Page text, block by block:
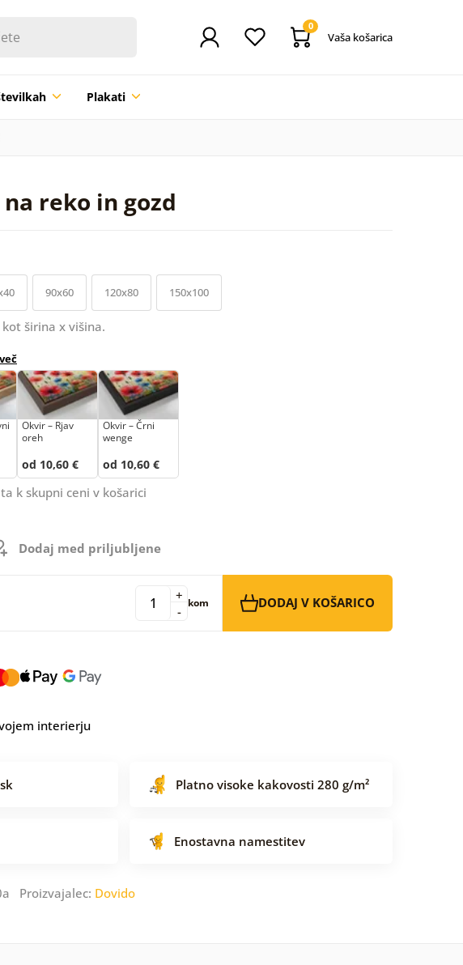
0
Vaša košarica
Plakati
reko in gozd
90x60 120x80 150x100
širina x višina.
Okvir – Rjav
oreh
od 10,60 €
Okvir – Črni
wenge
od 10,60 €
k skupni ceni v košarici
Dodaj med priljubljene
-
+ kom DODAJ V KOŠARICO
interierju
Platno visoke kakovosti 280 g/m²
Enostavna namestitev
Proizvajalec: Dovido